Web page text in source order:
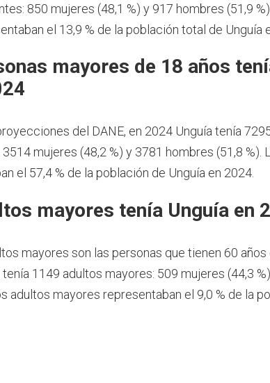
850 mujeres (48,1 %) y 917 hombres (51,9
el 13,9 % de la población total de Unguía
mayores de 18 años
del DANE, en 2024 Unguía tenía
mujeres (48,2 %) y 3781 hombres (51,8 %).
el 57,4 % de la población de Unguía en 2024.
mayores tenía Unguía en
mayores son las personas que tienen 60 años
tenía 1149 adultos mayores: 509 mujeres (44,3
adultos mayores representaban el 9,0 % de la